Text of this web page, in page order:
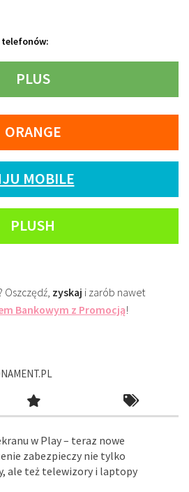
telefonów:
PLUS
ORANGE
MOBILE
PLUSH
Oszczędź, zyskaj i zarób nawet
Bankowym z Promocją!
w Play – teraz nowe
zabezpieczy nie tylko
ale też telewizory i laptopy